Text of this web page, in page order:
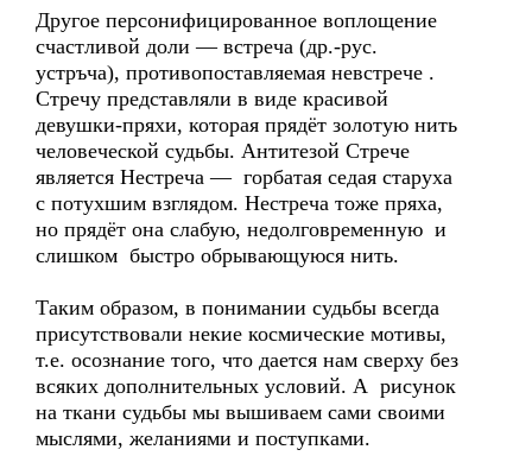
Другое персонифицированное воплощение
счастливой доли — встреча (др.-рус.
устръча), противопоставляемая невстрече .
Стречу представляли в виде красивой
девушки-пряхи, которая прядёт золотую нить
человеческой судьбы. Антитезой Стрече
является Нестреча — горбатая седая старуха
с потухшим взглядом. Нестреча тоже пряха,
но прядёт она слабую, недолговременную и
слишком быстро обрывающуюся нить.
Таким образом, в понимании судьбы всегда
присутствовали некие космические мотивы,
т.е. осознание того, что дается нам сверху без
всяких дополнительных условий. А рисунок
на ткани судьбы мы вышиваем сами своими
мыслями, желаниями и поступками.